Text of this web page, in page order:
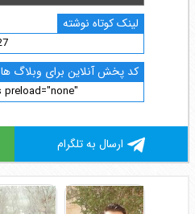
لینک کوتاه نوشته
کد پخش آنلاین برای وبلاگ ها
ارسال به تلگرام